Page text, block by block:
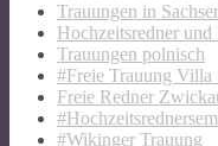
Trauungen in
Hochzeitsredner
Trauungen polnisch
#Freie Trauung Villa
Freie Redner
#Wikinger Trauung